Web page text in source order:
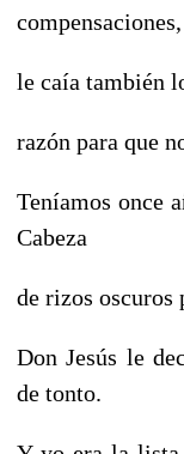
compensaciones,
le caía también
razón para que
Teníamos once
Cabeza
de rizos oscuros
Don Jesús le
de tonto.